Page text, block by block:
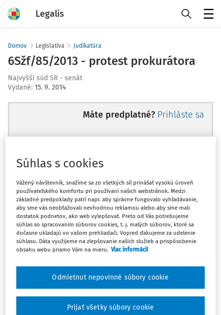
Legalis
Domov Legislatíva Judikatúra
6Sžf/85/2013 - protest prokurátora
Najvyšší súd SR - senát
Vydané: 15. 9. 2014
Máte predplatné? Prihláste sa
Ups, zatiaľ ste si prečítali len
začiatok...
Celý odborný obsah z tejto oblasti je
dostupný predplatiteľom portálu.
obsahu a získajte prístup na 10 dní
zdarma, stačí sa len zaregistrovať.
Vďaka registrácii získate prístup aj k
Súhlas s cookies
Vážený návštevník, snažíme sa zo všetkých síl prinášať vysokú úroveň
používateľského komfortu pri používaní našich webstránok. Medzi
základné predpoklady patrí napr. aby správne fungovalo vyhľadávanie,
aby sme vás neobťažovali nevhodnou reklamou alebo aby sme mali
dostatok podnetov, ako web vylepšovať. Preto od Vás potrebujeme
súhlas so spracovaním súborov cookies, t. j. malých súborov, ktoré sa
dočasne ukladajú vo vašom prehliadači. Vopred ďakujeme za udelenie
súhlasu. Dáta využijeme na zlepšovanie našich služieb a prispôsobenie
obsahu webu priamo Vám na mieru. Viac informácií
Odmietnut nepovinné súbory cookie
Prijať všetky súbory cookie